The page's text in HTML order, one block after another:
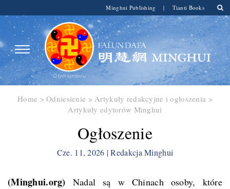
Minghui Publishing | Tianti Books
Home >Odniesienie >Artykuły redakcyjne i ogłoszenia >
Artykuły edytorów Minghui
Ogłoszenie
Cze. 11, 2026 | Redakcja Minghui
(Minghui.org) Nadal są w Chinach osoby, które